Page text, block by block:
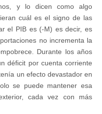
y lo dicen como algo
cuál es el signo de las
el PIB es (-M) es decir, es
no incrementa la
Durante los años
déficit por cuenta corriente
un efecto devastador en
se puede mantener esa
cada vez con más